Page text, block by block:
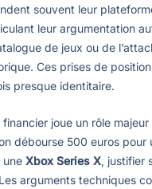
souvent leur
leur argumentation
de jeux ou de
Ces prises de
presque identitaire.
financier joue un rôle
débourse 500 euros pour
Xbox Series X, justifier
arguments techniques